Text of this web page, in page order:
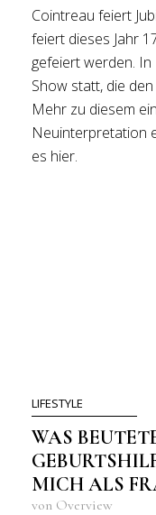
Cointreau feiert
feiert dieses Jahr
gefeiert werden.
Show statt, die
Mehr zu diesem
Neuinterpretation
es hier.
LIFESTYLE
WAS
MICH ALS
von Overview